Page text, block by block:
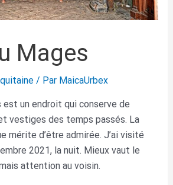
Mages
/ Par MaicaUrbex
est un endroit qui conserve de
vestiges des temps passés. La
mérite d’être admirée. J’ai visité
2021, la nuit. Mieux vaut le
attention au voisin.